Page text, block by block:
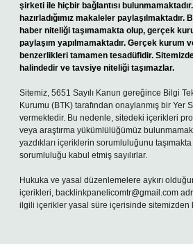
şirketi ile hiçbir bağlantısı
hazırladığımız makaleler
haber niteliği taşımamakta olup, gerçek
paylaşım yapılmamaktadır. Gerçek kurum
benzerlikleri tamamen tesadüfidir.
halindedir ve tavsiye niteliği taşımazlar.
Sitemiz, 5651 Sayılı Kanun gereğince Bilgi
Kurumu (BTK) tarafından onaylanmış bir Yer
vermektedir. Bu nedenle, sitedeki içerikleri
veya araştırma yükümlülüğümüz
yazdıkları içeriklerin sorumluluğunu
sorumluluğu kabul etmiş sayılırlar.
Hukuka ve yasal düzenlemelere aykırı
içerikleri, backlinkpanelicomtr@gmail.com
ilgili içerikler yasal süre içerisinde sitemizden